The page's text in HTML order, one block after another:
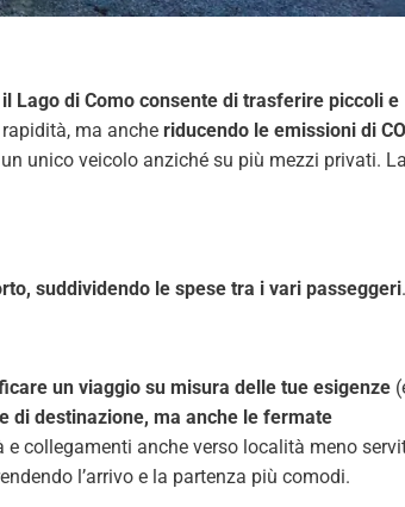
Lago di Como consente di trasferire piccoli e
ma anche riducendo le emissioni di
unico veicolo anziché su più mezzi privati.
suddividendo le spese tra i vari passeggeri.
un viaggio su misura delle tue esigenze
di destinazione, ma anche le fermate
collegamenti anche verso località meno
l’arrivo e la partenza più comodi.